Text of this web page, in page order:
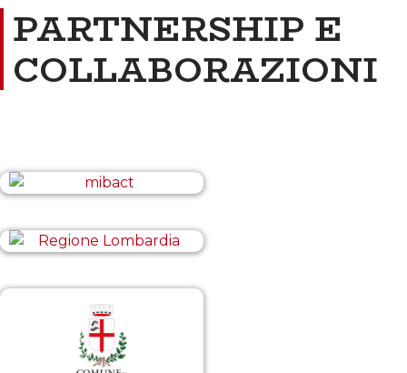
PARTNERSHIP E
COLLABORAZIONI